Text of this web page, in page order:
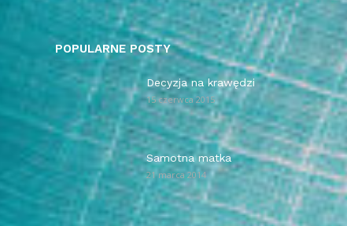
POPULARNE POSTY
Decyzja na krawędzi
15 czerwca 2015
Samotna matka
21 marca 2014